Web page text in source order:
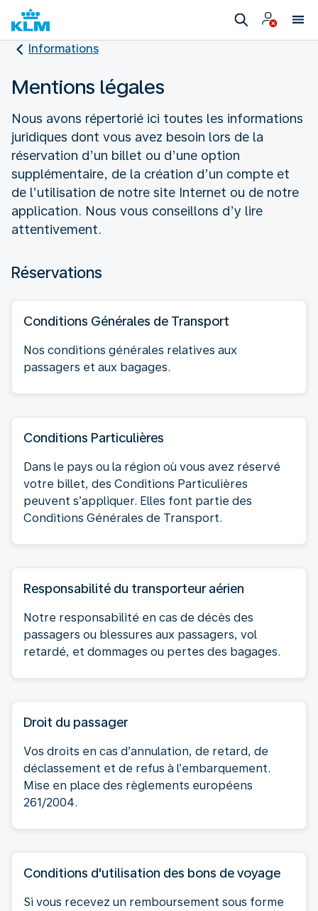
Informations
Mentions légales
Nous avons répertorié ici toutes les informations
juridiques dont vous avez besoin lors de la
réservation d’un billet ou d’une option
supplémentaire, de la création d’un compte et
de l’utilisation de notre site Internet ou de notre
application. Nous vous conseillons d’y lire
attentivement.
Réservations
Conditions Générales de Transport
Nos conditions générales relatives aux
passagers et aux bagages.
Conditions Particulières
Dans le pays ou la région où vous avez réservé
votre billet, des Conditions Particulières
peuvent s’appliquer. Elles font partie des
Conditions Générales de Transport.
Responsabilité du transporteur aérien
Notre responsabilité en cas de décès des
passagers ou blessures aux passagers, vol
retardé, et dommages ou pertes des bagages.
Droit du passager
Vos droits en cas d’annulation, de retard, de
déclassement et de refus à l’embarquement.
Mise en place des règlements européens
261/2004.
Conditions d'utilisation des bons de voyage
Si vous recevez un remboursement sous forme